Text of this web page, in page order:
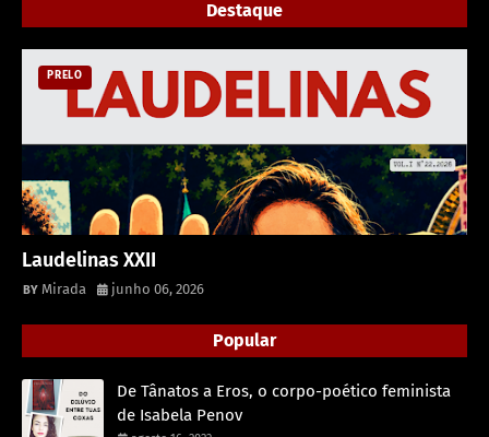
Destaque
PRELO
Laudelinas XXII
Mirada junho 06, 2026
Popular
De Tânatos a Eros, o corpo-poético feminista
de Isabela Penov